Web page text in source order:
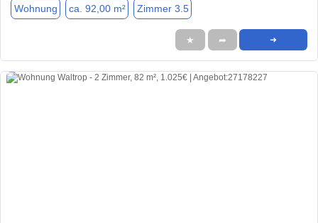
Wohnung ca. 92,00 m² Zimmer 3.5
★ ➦ ➜